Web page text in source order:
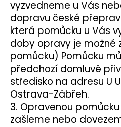
vyzvedneme u Vás
dopravu české
která pomůcku u Vás
doby opravy je možné
pomůcku) Pomůcku
předchozí domluvě
středisko na adresu U
Ostrava-Zábřeh.
3. Opravenou
zašleme nebo